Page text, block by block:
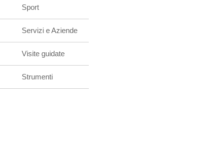
Sport
Servizi e Aziende
Visite guidate
Strumenti